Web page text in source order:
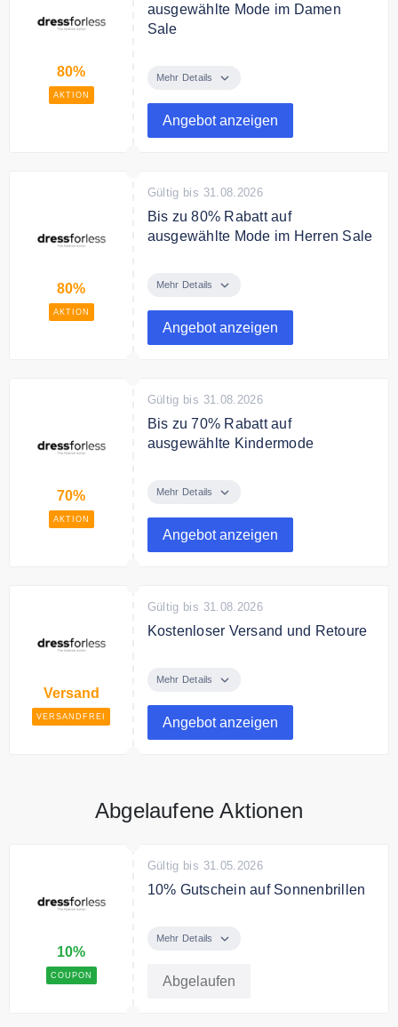
80%
AKTION
ausgewählte Mode im Damen
Sale
ausgewählte Mode und
Mehr Details
Angebot anzeigen
80%
AKTION
Gültig bis 31.08.2026
Bis zu 80% Rabatt auf
ausgewählte Mode im Herren Sale
ausgewählte Mode und
Mehr Details
Angebot anzeigen
70%
AKTION
Gültig bis 31.08.2026
Bis zu 70% Rabatt auf
ausgewählte Kindermode
ausgewählte Kindermode mit bis
Mehr Details
Angebot anzeigen
Versand
VERSANDFREI
Gültig bis 31.08.2026
Kostenloser Versand und Retoure
Mehr Details
Angebot anzeigen
Abgelaufene Aktionen
10%
COUPON
Gültig bis 31.05.2026
10% Gutschein auf Sonnenbrillen
exklusiven Rabatten und setzen
Mehr Details
Abgelaufen